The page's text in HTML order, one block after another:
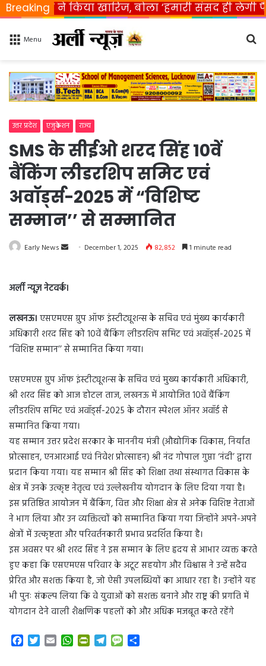
Breaking
ने किया खारिज, बोला ‘हमारी संसद ही लेगी फैसला’
Menu
उत्तर प्रदेश एजुकेशन राज्य
SMS के सीईओ शरद सिंह 10वें
बैंकिंग लीडरशिप समिट एवं
अवॉर्ड्स-2025 में “विशिष्ट
सम्मान’’ से सम्मानित
Early News
n
e
m
i
l
December 1, 2025 82,852 1 minute read
अर्ली न्यूज़ नेटवर्क।
लखनऊ। एसएमएस ग्रुप ऑफ इंस्टीट्यूशन्स के सचिव एवं मुंख्य कार्यकारी
अधिकारी शरद सिंह को 10वें बैंकिंग लीडरशिप समिट एवं अवॉर्ड्स-2025 में
“विशिष्ट सम्मान’’ से सम्मानित किया गया।
एसएमएस ग्रुप ऑफ इंस्टीट्यूशन्स के सचिव एवं मुख्य कार्यकारी अधिकारी,
श्री शरद सिंह को आज होटल ताज, लखनऊ में आयोजित 10वें बैंकिंग
लीडरशिप समिट एवं अवॉर्ड्स-2025 के दौरान स्पेशल ऑनर अवॉर्ड से
सम्मानित किया गया।
यह सम्मान उत्तर प्रदेश सरकार के माननीय मंत्री (औद्योगिक विकास, निर्यात
प्रोत्साहन, एनआरआई एवं निवेश प्रोत्साहन) श्री नंद गोपाल गुप्ता ‘नंदी’ द्वारा
प्रदान किया गया। यह सम्मान श्री सिंह को शिक्षा तथा संस्थागत विकास के
क्षेत्र में उनके उत्कृष्ट नेतृत्व एवं उल्लेखनीय योगदान के लिए दिया गया है।
इस प्रतिष्ठित आयोजन में बैंकिंग, वित्त और शिक्षा क्षेत्र से अनेक विशिष्ट नेताओं
ने भाग लिया और उन व्यक्तित्वों को सम्मानित किया गया जिन्होंने अपने-अपने
क्षेत्रों में उत्कृष्टता और परिवर्तनकारी प्रभाव प्रदर्शित किया है।
इस अवसर पर श्री शरद सिंह ने इस सम्मान के लिए हृदय से आभार व्यक्त करते
हुए कहा कि एसएमएस परिवार के अटूट सहयोग और विश्वास ने उन्हें सदैव
प्रेरित और सशक्त किया है, जो ऐसी उपलब्धियों का आधार रहा है। उन्होंने यह
भी पुनः संकल्प लिया कि वे युवाओं को सशक्त बनाने और राष्ट्र की प्रगति में
योगदान देने वाली शैक्षणिक पहलों को और अधिक मजबूत करते रहेंगे
T W P T M